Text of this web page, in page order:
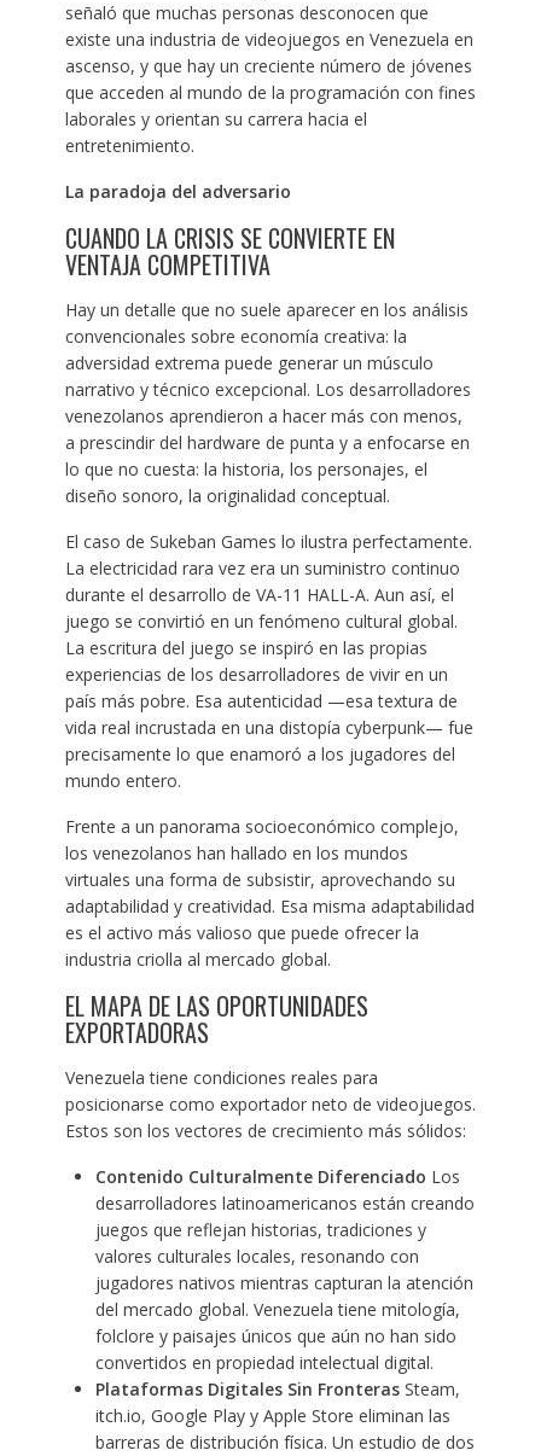
señaló que muchas personas desconocen que
existe una industria de videojuegos en Venezuela en
ascenso, y que hay un creciente número de jóvenes
que acceden al mundo de la programación con fines
laborales y orientan su carrera hacia el
entretenimiento.
La paradoja del adversario
CUANDO LA CRISIS SE CONVIERTE EN
VENTAJA COMPETITIVA
Hay un detalle que no suele aparecer en los análisis
convencionales sobre economía creativa: la
adversidad extrema puede generar un músculo
narrativo y técnico excepcional. Los desarrolladores
venezolanos aprendieron a hacer más con menos,
a prescindir del hardware de punta y a enfocarse en
lo que no cuesta: la historia, los personajes, el
diseño sonoro, la originalidad conceptual.
El caso de Sukeban Games lo ilustra perfectamente.
La electricidad rara vez era un suministro continuo
durante el desarrollo de VA-11 HALL-A. Aun así, el
juego se convirtió en un fenómeno cultural global.
La escritura del juego se inspiró en las propias
experiencias de los desarrolladores de vivir en un
país más pobre. Esa autenticidad —esa textura de
vida real incrustada en una distopía cyberpunk— fue
precisamente lo que enamoró a los jugadores del
mundo entero.
Frente a un panorama socioeconómico complejo,
los venezolanos han hallado en los mundos
virtuales una forma de subsistir, aprovechando su
adaptabilidad y creatividad. Esa misma adaptabilidad
es el activo más valioso que puede ofrecer la
industria criolla al mercado global.
EL MAPA DE LAS OPORTUNIDADES
EXPORTADORAS
Venezuela tiene condiciones reales para
posicionarse como exportador neto de videojuegos.
Estos son los vectores de crecimiento más sólidos:
Contenido Culturalmente Diferenciado Los
desarrolladores latinoamericanos están creando
juegos que reflejan historias, tradiciones y
valores culturales locales, resonando con
jugadores nativos mientras capturan la atención
del mercado global. Venezuela tiene mitología,
folclore y paisajes únicos que aún no han sido
convertidos en propiedad intelectual digital.
Plataformas Digitales Sin FronterasSteam,
itch.io, Google Play y Apple Store eliminan las
barreras de distribución física. Un estudio de dos